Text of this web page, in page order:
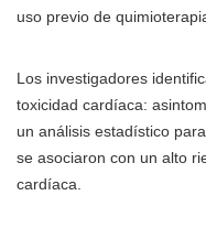
uso previo de
Los investigadores
toxicidad cardíaca:
un análisis estadístico
se asociaron con un alto
cardíaca.